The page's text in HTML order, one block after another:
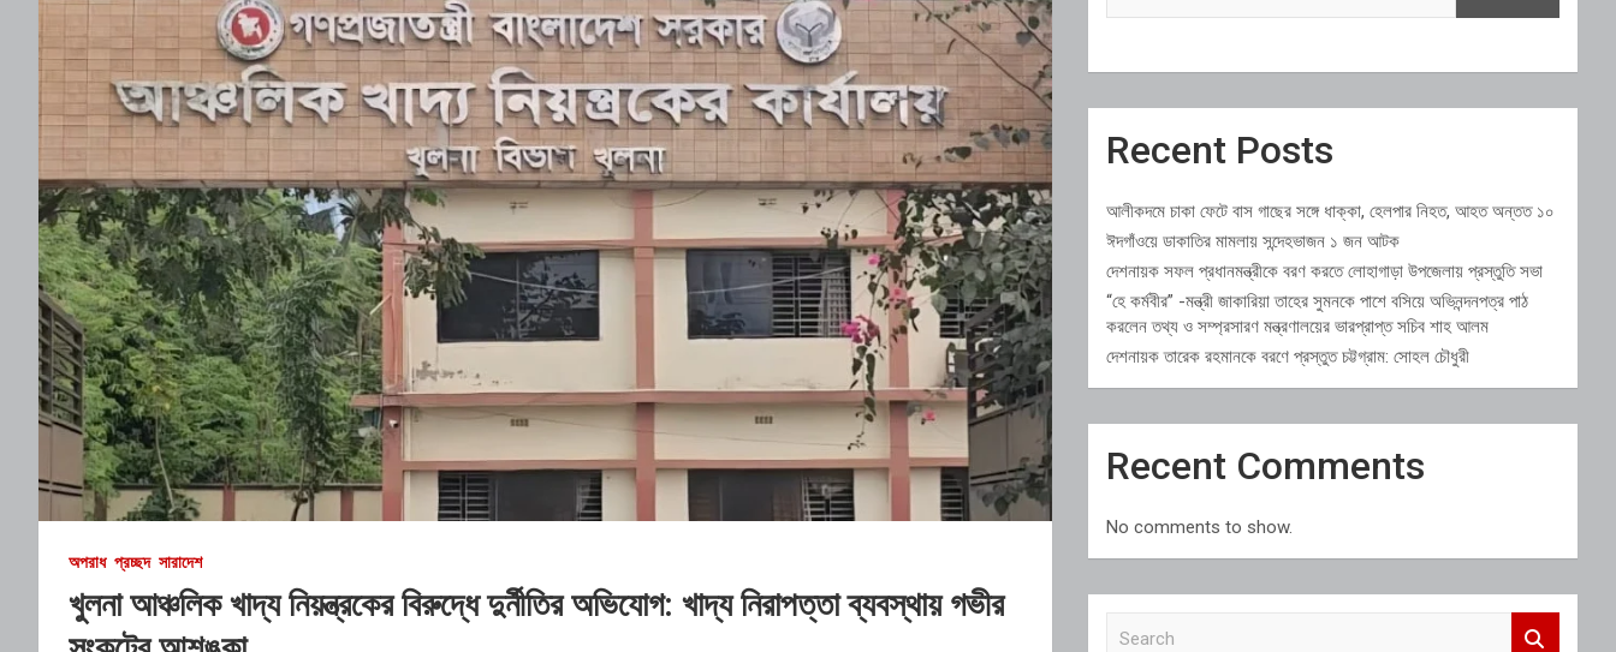
অপরাধ প্রচ্ছদ সারাদেশ
খুলনা আঞ্চলিক খাদ্য নিয়ন্ত্রকের বিরুদ্ধে দুর্নীতির অভিযোগ: খাদ্য নিরাপত্তা ব্যবস্থায় গভীর
Recent Posts
আলীকদমে চাকা ফেটে বাস গাছের সঙ্গে ধাক্কা, হেলপার নিহত, আহত অন্তত ১০
ঈদগাঁওয়ে ডাকাতির মামলায় সন্দেহভাজন ১ জন আটক
দেশনায়ক সফল প্রধানমন্ত্রীকে বরণ করতে লোহাগাড়া উপজেলায় প্রস্তুতি সভা
“হে কর্মবীর” -মন্ত্রী জাকারিয়া তাহের সুমনকে পাশে বসিয়ে অভিনন্দনপত্র পাঠ
করলেন তথ্য ও সম্প্রসারণ মন্ত্রণালয়ের ভারপ্রাপ্ত সচিব শাহ আলম
দেশনায়ক তারেক রহমানকে বরণে প্রস্তুত চট্টগ্রাম: সোহল চৌধুরী
Recent Comments
No comments to show.